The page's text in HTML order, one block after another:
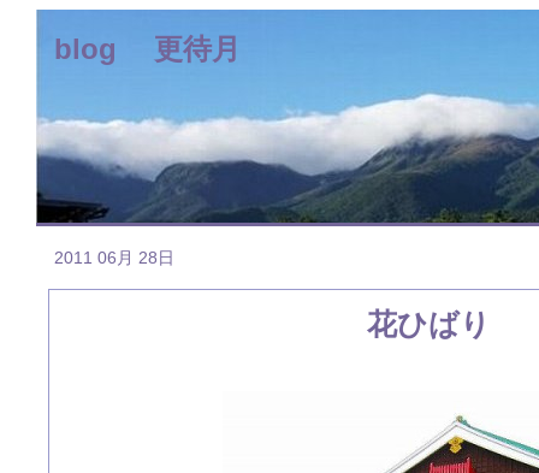
blog 更待月
2011 06月 28日
花ひばり